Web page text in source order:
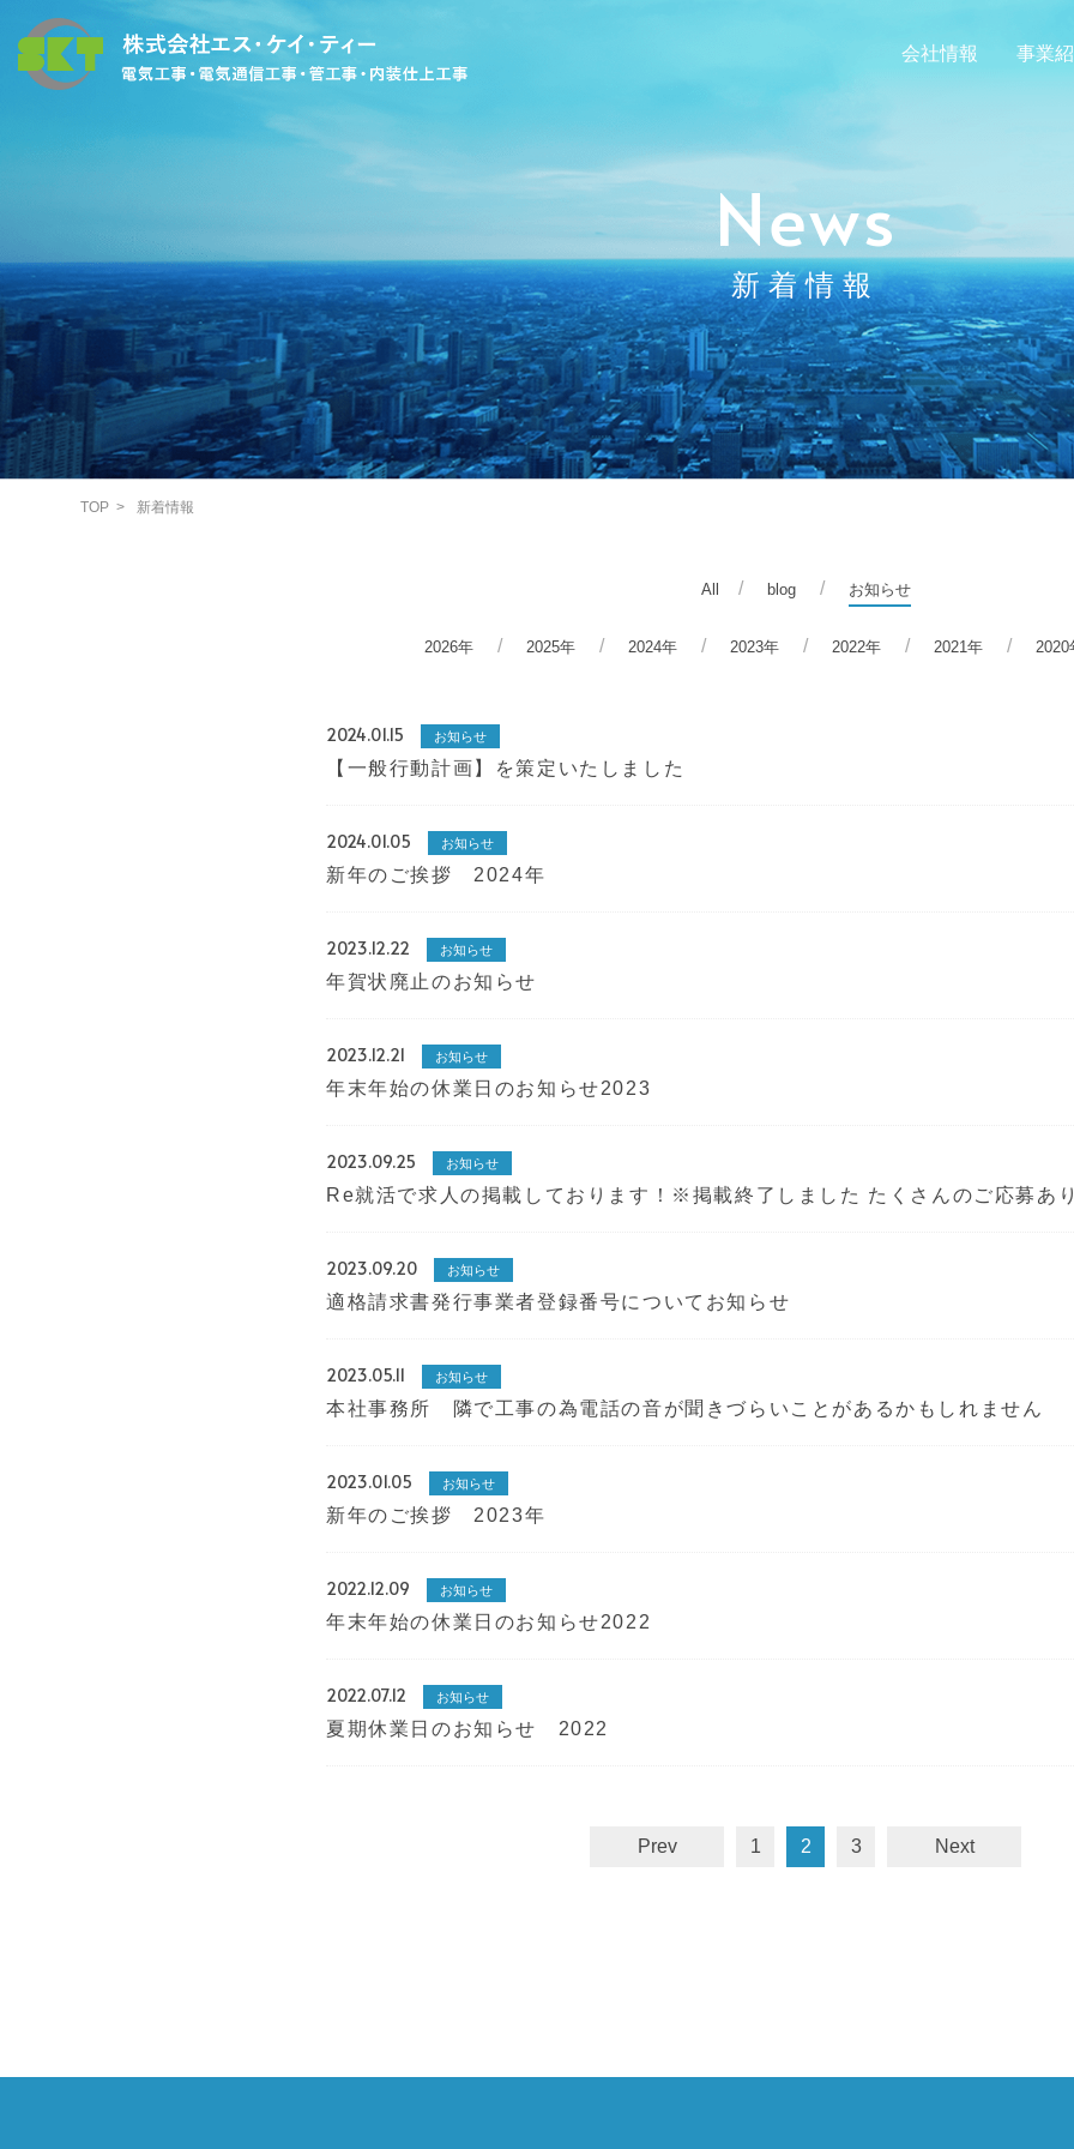
会社情報 事業
News
新着情報
TOP 新着情報
All blog お知らせ
2026年 2025年 2024年 2023年 2022年 2021年 2020
2024.01.15 お知らせ
【一般行動計画】を策定いたしました
2024.01.05 お知らせ
新年のご挨拶 2024年
2023.12.22 お知らせ
年賀状廃止のお知らせ
2023.12.21 お知らせ
年末年始の休業日のお知らせ2023
2023.09.25 お知らせ
Re就活で求人の掲載しております！※掲載終了しました たくさんのご応募あ
2023.09.20 お知らせ
適格請求書発行事業者登録番号についてお知らせ
2023.05.11 お知らせ
本社事務所 隣で工事の為電話の音が聞きづらいことがあるかもしれません
2023.01.05 お知らせ
新年のご挨拶 2023年
2022.12.09 お知らせ
年末年始の休業日のお知らせ2022
2022.07.12 お知らせ
夏期休業日のお知らせ 2022
Prev 1 2 3 Next